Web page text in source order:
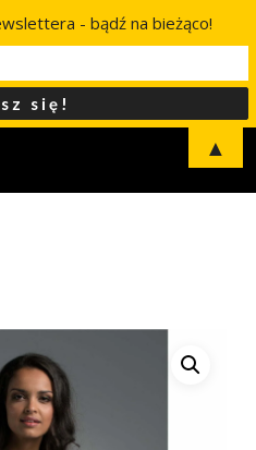
- bądź na bieżąco!
▲